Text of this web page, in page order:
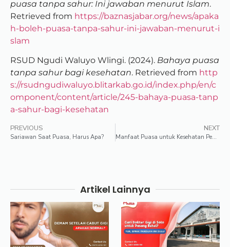
puasa tanpa sahur: Ini jawaban menurut Islam.
Retrieved from https://baznasjabar.org/news/apaka
h-boleh-puasa-tanpa-sahur-ini-jawaban-menurut-i
slam
RSUD Ngudi Waluyo Wlingi. (2024). Bahaya puasa
tanpa sahur bagi kesehatan. Retrieved from http
s://rsudngudiwaluyo.blitarkab.go.id/index.php/en/c
omponent/content/article/245-bahaya-puasa-tanp
a-sahur-bagi-kesehatan
PREVIOUS
Sariawan Saat Puasa, Harus Apa?
NEXT
Manfaat Puasa untuk Kesehatan Pencernaan dan Lambung
Artikel Lainnya